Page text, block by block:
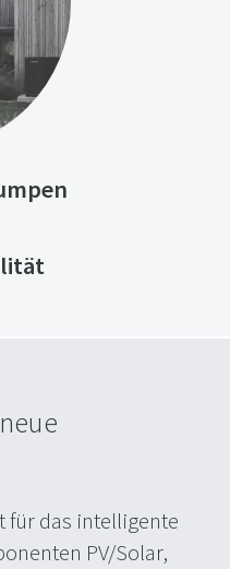
für das intelligente
PV/Solar,